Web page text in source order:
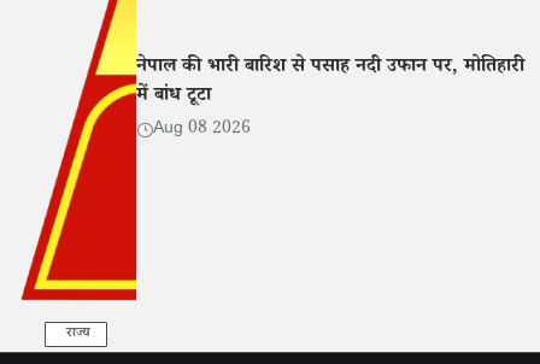
राज्य
नेपाल की भारी बारिश से पसाह नदी उफान पर, मोतिहारी
में बांध टूटा
Aug 08 2026